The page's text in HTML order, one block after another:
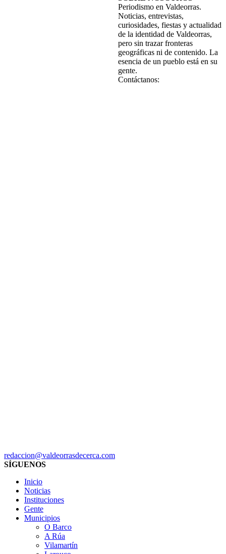
Periodismo en Valdeorras.
Noticias, entrevistas,
curiosidades, fiestas y actualidad
de la identidad de Valdeorras,
pero sin trazar fronteras
geográficas ni de contenido. La
esencia de un pueblo está en su
gente.
Contáctanos:
redaccion@valdeorrasdecerca.com
SÍGUENOS
Inicio
Noticias
Instituciones
Gente
Municipios
O Barco
A Rúa
Vilamartín